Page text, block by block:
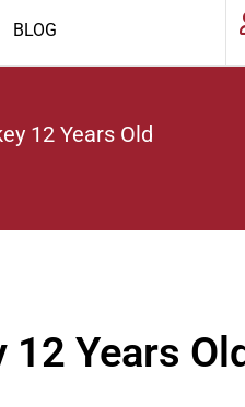
BLOG
12 Years Old
Years Old